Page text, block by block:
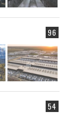
96
54